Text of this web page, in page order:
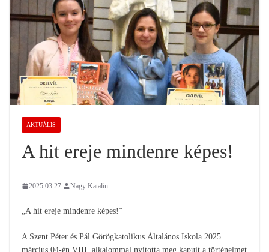
AKTUÁLIS
A hit ereje mindenre képes!
2025.03.27. Nagy Katalin
„A hit ereje mindenre képes!”
A Szent Péter és Pál Görögkatolikus Általános Iskola 2025.
március 04-én VIII. alkalommal nyitotta meg kapuit a történelmet